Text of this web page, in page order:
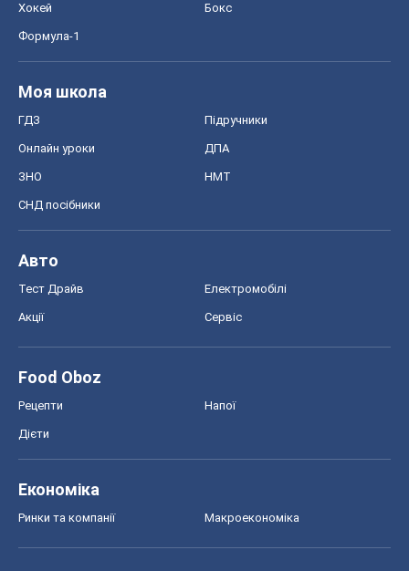
Хокей Бокс
Формула-1
Моя школа
ГДЗ Підручники
Онлайн уроки ДПА
ЗНО НМТ
СНД посібники
Авто
Тест Драйв Електромобілі
Акції Сервіс
Food Oboz
Рецепти Напої
Дієти
Економіка
Ринки та компанії Макроекономіка